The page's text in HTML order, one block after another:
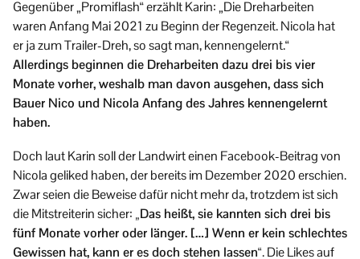
Gegenüber „Promiflash“ erzählt Karin: „Die Dreharbeiten
waren Anfang Mai 2021 zu Beginn der Regenzeit. Nicola hat
er ja zum Trailer-Dreh, so sagt man, kennengelernt.“
Allerdings beginnen die Dreharbeiten dazu drei bis vier
Monate vorher, weshalb man davon ausgehen, dass sich
Bauer Nico und Nicola Anfang des Jahres kennengelernt
haben.
Doch laut Karin soll der Landwirt einen Facebook-Beitrag von
Nicola geliked haben, der bereits im Dezember 2020 erschien.
Zwar seien die Beweise dafür nicht mehr da, trotzdem ist sich
die Mitstreiterin sicher: „Das heißt, sie kannten sich drei bis
fünf Monate vorher oder länger. […] Wenn er kein schlechtes
Gewissen hat, kann er es doch stehen lassen“. Die Likes auf